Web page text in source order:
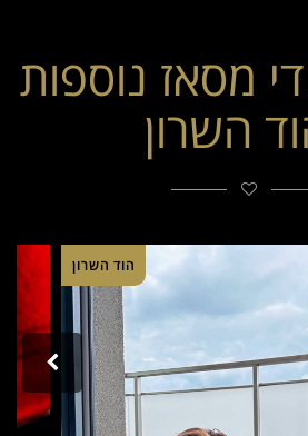
מסאז נוספות
השרון
הוד השרון